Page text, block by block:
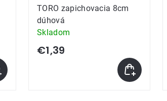
TORO zapichovacia 8cm
dúhová
Skladom
€1,39